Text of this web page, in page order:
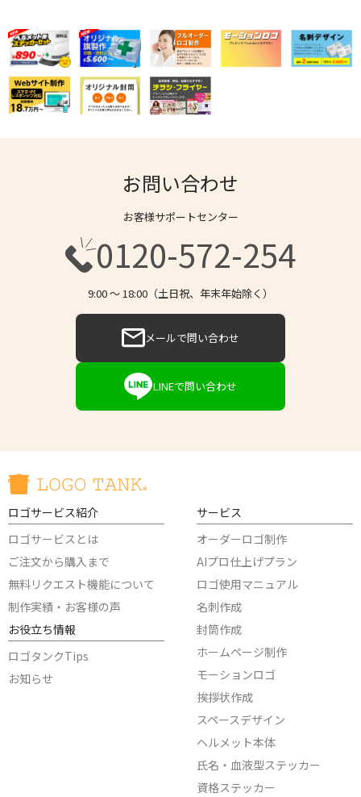
お問い合わせ
お客様サポートセンター
0120-572-254
9:00 〜 18:00（土日祝、年末年始除く）
メールで問い合わせ
LINEで問い合わせ
ロゴサービス紹介
ロゴサービスとは
ご注文から購入まで
無料リクエスト機能について
制作実績・お客様の声
お役立ち情報
ロゴタンクTips
お知らせ
サービス
オーダーロゴ制作
AIプロ仕上げプラン
ロゴ使用マニュアル
名刺作成
封筒作成
ホームページ制作
モーションロゴ
挨拶状作成
スペースデザイン
ヘルメット本体
氏名・血液型ステッカー
資格ステッカー